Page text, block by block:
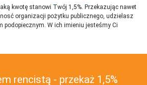
kwotę stanowi Twój 1,5%. Przekazując nawet
organizacji pożytku publicznego, udzielasz
podopiecznym. W ich imieniu jesteśmy Ci
rencistą - przekaż 1,5%